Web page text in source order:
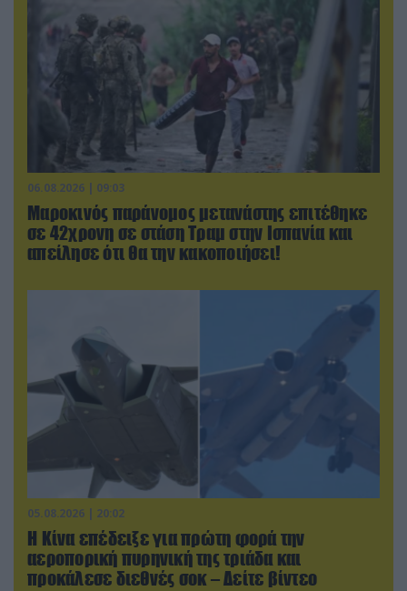
06.08.2026 | 09:03
Μαροκινός παράνομος μετανάστης επιτέθηκε
σε 42χρονη σε στάση Τραμ στην Ισπανία και
απείλησε ότι θα την κακοποιήσει!
05.08.2026 | 20:02
Η Κίνα επέδειξε για πρώτη φορά την
αεροπορική πυρηνική της τριάδα και
προκάλεσε διεθνές σοκ – Δείτε βίντεο